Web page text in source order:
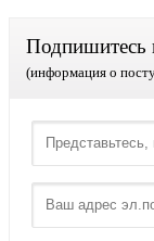
Подпишитесь
(информация о